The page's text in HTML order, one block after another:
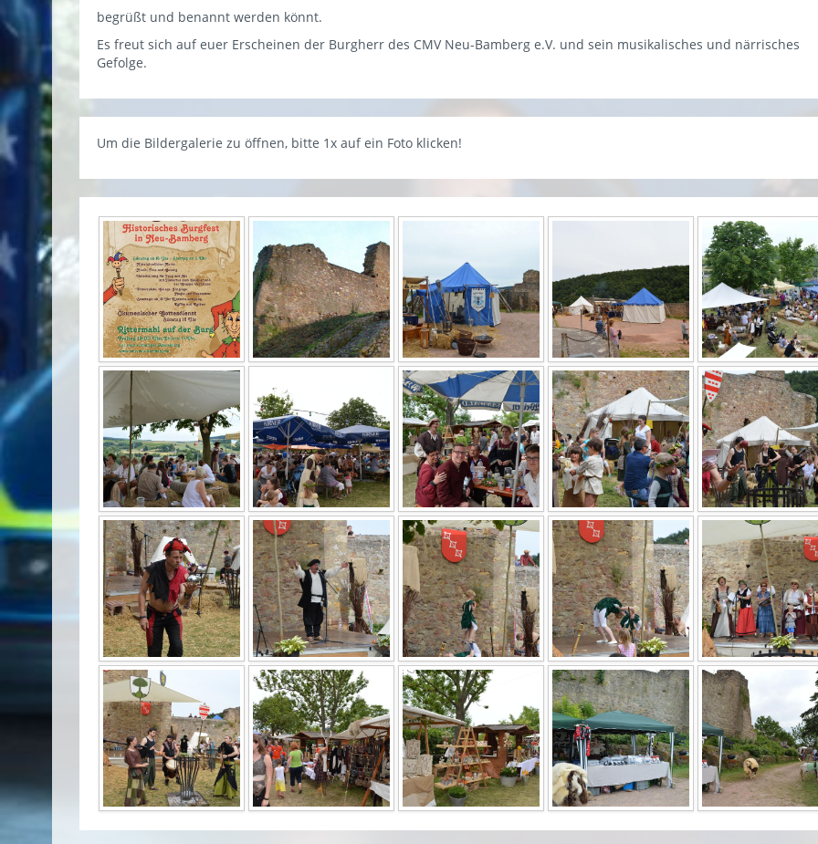
begrüßt und benannt werden könnt.
Es freut sich auf euer Erscheinen der Burgherr des CMV Neu-Bamberg e.V. und sein musikalisches und närrisches
Gefolge.
Um die Bildergalerie zu öffnen, bitte 1x auf ein Foto klicken!